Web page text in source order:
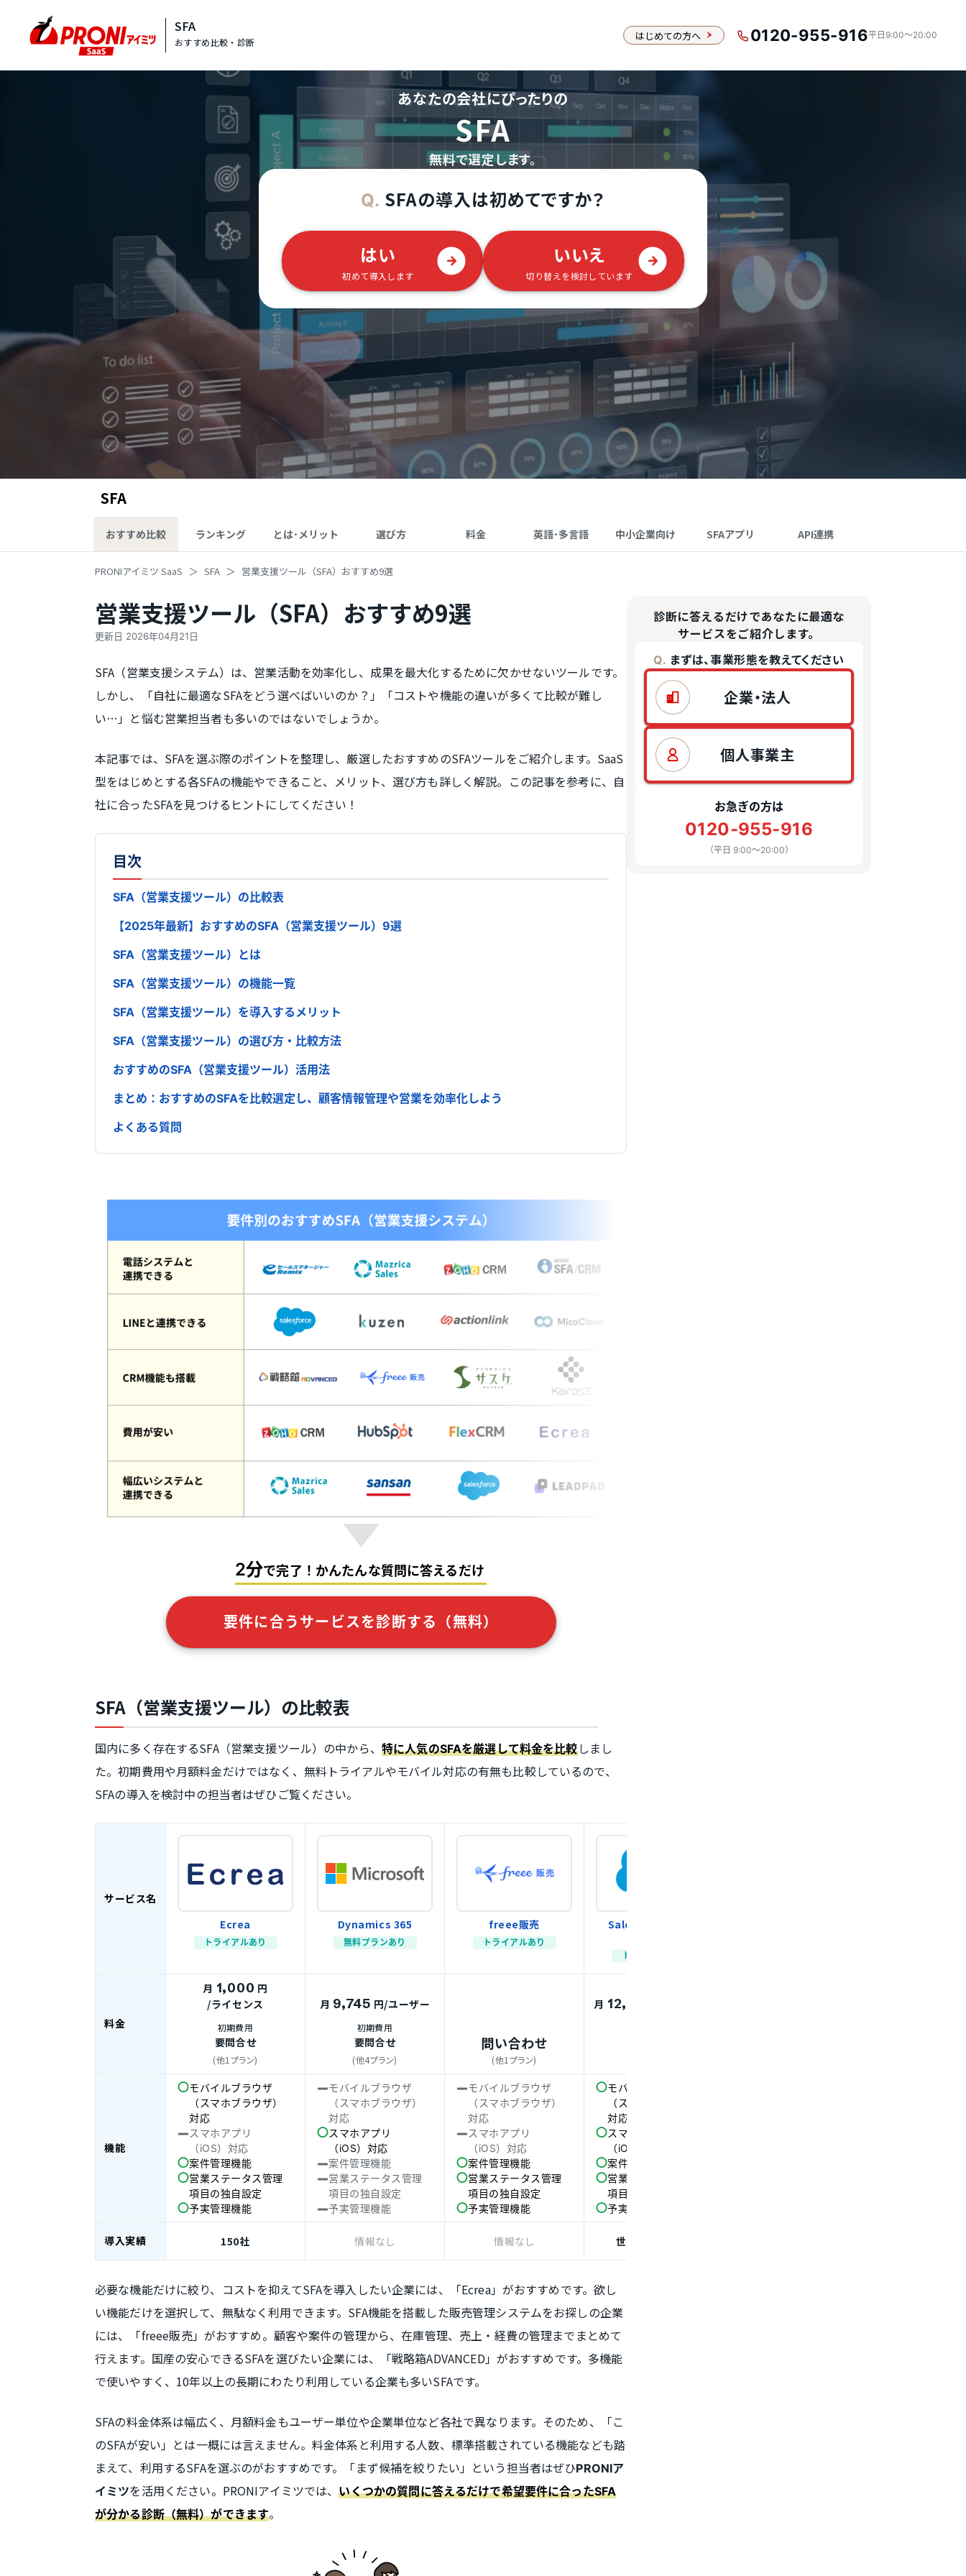
SFA
おすすめ比較・診断 はじめての方へ 0120-955-916平日9:00〜20:00
あなたの会社にぴったりの
SFA
無料で選定します。
Q. SFAの導入は初めてですか？
はい
初めて導入します
いいえ
切り替えを検討しています
SFA
おすすめ比較 ランキング とは･メリット 選び方 料金 英語･多言語 中小企業向け SFAアプリ API連携
PRONIアイミツ SaaS SFA 営業支援ツール（SFA）おすすめ9選
営業支援ツール（SFA）おすすめ9選
更新日 2026年04月21日
SFA（営業支援システム）は、営業活動を効率化し、成果を最大化するために欠かせないツールです。
しかし、「自社に最適なSFAをどう選べばいいのか？」「コストや機能の違いが多くて比較が難し
い…」と悩む営業担当者も多いのではないでしょうか。
本記事では、SFAを選ぶ際のポイントを整理し、厳選したおすすめのSFAツールをご紹介します。SaaS
型をはじめとする各SFAの機能やできること、メリット、選び方も詳しく解説。この記事を参考に、自
社に合ったSFAを見つけるヒントにしてください！
目次
SFA（営業支援ツール）の比較表
【2025年最新】おすすめのSFA（営業支援ツール）9選
SFA（営業支援ツール）とは
SFA（営業支援ツール）の機能一覧
SFA（営業支援ツール）を導入するメリット
SFA（営業支援ツール）の選び方・比較方法
おすすめのSFA（営業支援ツール）活用法
まとめ：おすすめのSFAを比較選定し、顧客情報管理や営業を効率化しよう
よくある質問
2分で完了！かんたんな質問に答えるだけ
要件に合うサービスを診断する（無料）
SFA（営業支援ツール）の比較表
国内に多く存在するSFA（営業支援ツール）の中から、 特に人気のSFAを厳選して料金を比較しまし
た。初期費用や月額料金だけではなく、無料トライアルやモバイル対応の有無も比較しているので、
SFAの導入を検討中の担当者はぜひご覧ください。
サービス名
Ecrea
トライアルあり
Dynamics 365
無料プランあり
freee販売
トライアルあり
Salesforce Sales
トライアルあり
料金
月 1,000 円
/ライセンス
初期費用
要問合せ
(他1プラン)
月 9,745 円/ユーザー
初期費用
要問合せ
(他4プラン)
問い合わせ
(他1プラン)
月 12,000
機能
モバイルブラウザ
（スマホブラウザ）
対応
スマホアプリ
（iOS）対応
案件管理機能
営業ステータス管理
項目の独自設定
予実管理機能
モバイルブラウザ
（スマホブラウザ）
対応
スマホアプリ
（iOS）対応
案件管理機能
営業ステータス管理
項目の独自設定
予実管理機能
モバイルブラウザ
（スマホブラウザ）
対応
スマホアプリ
（iOS）対応
案件管理機能
営業ステータス管理
項目の独自設定
予実管理機能
モバイルブラウザ
（スマホブラウザ）
対応
スマホアプリ
（iOS）対応
案件管理機能
営業ステータス管理
項目の独自設定
予実管理機能
導入実績 150社 情報なし 情報なし 世界15万社以上
必要な機能だけに絞り、コストを抑えてSFAを導入したい企業には、「Ecrea」がおすすめです。欲し
い機能だけを選択して、無駄なく利用できます。SFA機能を搭載した販売管理システムをお探しの企業
には、「freee販売」がおすすめ。顧客や案件の管理から、在庫管理、売上・経費の管理までまとめて
行えます。国産の安心できるSFAを選びたい企業には、「戦略箱ADVANCED」がおすすめです。多機能
で使いやすく、10年以上の長期にわたり利用している企業も多いSFAです。
SFAの料金体系は幅広く、月額料金もユーザー単位や企業単位など各社で異なります。そのため、「こ
のSFAが安い」とは一概には言えません。料金体系と利用する人数、標準搭載されている機能なども踏
まえて、利用するSFAを選ぶのがおすすめです。「まず候補を絞りたい」という担当者はぜひPRONIア
イミツを活用ください。PRONIアイミツでは、いくつかの質問に答えるだけで希望要件に合ったSFA
が分かる診断（無料）ができます。
診断に答えるだけであなたに最適な
サービスをご紹介します。
Q. まずは、事業形態を教えてください
企業・法人
個人事業主
お急ぎの方は
0120-955-916
（平日 9:00〜20:00）